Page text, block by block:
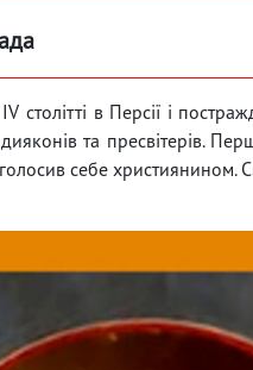
столітті в Персії і
та пресвітерів.
себе